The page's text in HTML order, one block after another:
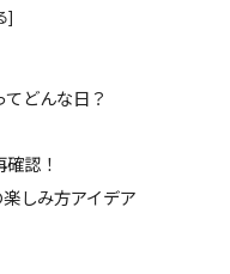
どんな日？
認！
しみ方アイデア